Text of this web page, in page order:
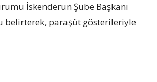
İskenderun Şube Başkanı
belirterek, paraşüt gösterileriyle